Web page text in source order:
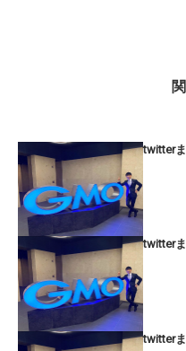
twitter
twitter
twitter